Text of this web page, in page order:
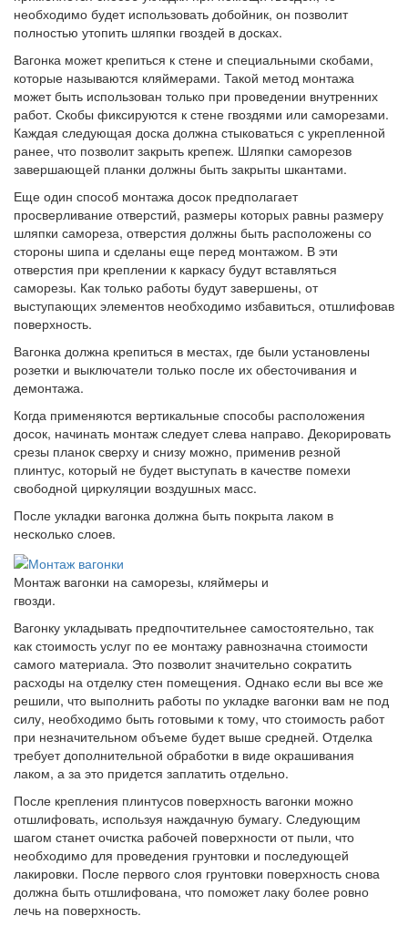
необходимо будет использовать добойник, он позволит
полностью утопить шляпки гвоздей в досках.
Вагонка может крепиться к стене и специальными скобами,
которые называются кляймерами. Такой метод монтажа
может быть использован только при проведении внутренних
работ. Скобы фиксируются к стене гвоздями или саморезами.
Каждая следующая доска должна стыковаться с укрепленной
ранее, что позволит закрыть крепеж. Шляпки саморезов
завершающей планки должны быть закрыты шкантами.
Еще один способ монтажа досок предполагает
просверливание отверстий, размеры которых равны размеру
шляпки самореза, отверстия должны быть расположены со
стороны шипа и сделаны еще перед монтажом. В эти
отверстия при креплении к каркасу будут вставляться
саморезы. Как только работы будут завершены, от
выступающих элементов необходимо избавиться, отшлифовав
поверхность.
Вагонка должна крепиться в местах, где были установлены
розетки и выключатели только после их обесточивания и
демонтажа.
Когда применяются вертикальные способы расположения
досок, начинать монтаж следует слева направо. Декорировать
срезы планок сверху и снизу можно, применив резной
плинтус, который не будет выступать в качестве помехи
свободной циркуляции воздушных масс.
После укладки вагонка должна быть покрыта лаком в
несколько слоев.
Монтаж вагонки на саморезы, кляймеры и
гвозди.
Вагонку укладывать предпочтительнее самостоятельно, так
как стоимость услуг по ее монтажу равнозначна стоимости
самого материала. Это позволит значительно сократить
расходы на отделку стен помещения. Однако если вы все же
решили, что выполнить работы по укладке вагонки вам не под
силу, необходимо быть готовыми к тому, что стоимость работ
при незначительном объеме будет выше средней. Отделка
требует дополнительной обработки в виде окрашивания
лаком, а за это придется заплатить отдельно.
После крепления плинтусов поверхность вагонки можно
отшлифовать, используя наждачную бумагу. Следующим
шагом станет очистка рабочей поверхности от пыли, что
необходимо для проведения грунтовки и последующей
лакировки. После первого слоя грунтовки поверхность снова
должна быть отшлифована, что поможет лаку более ровно
лечь на поверхность.